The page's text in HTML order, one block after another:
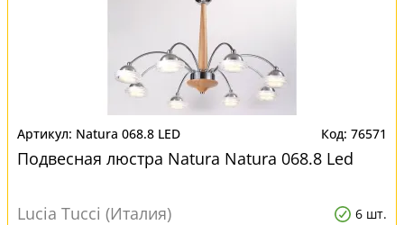
Natura 068.8 LED 76571
Подвесная люстра Natura Natura 068.8 Led
Lucia Tucci (Италия) 6 шт.